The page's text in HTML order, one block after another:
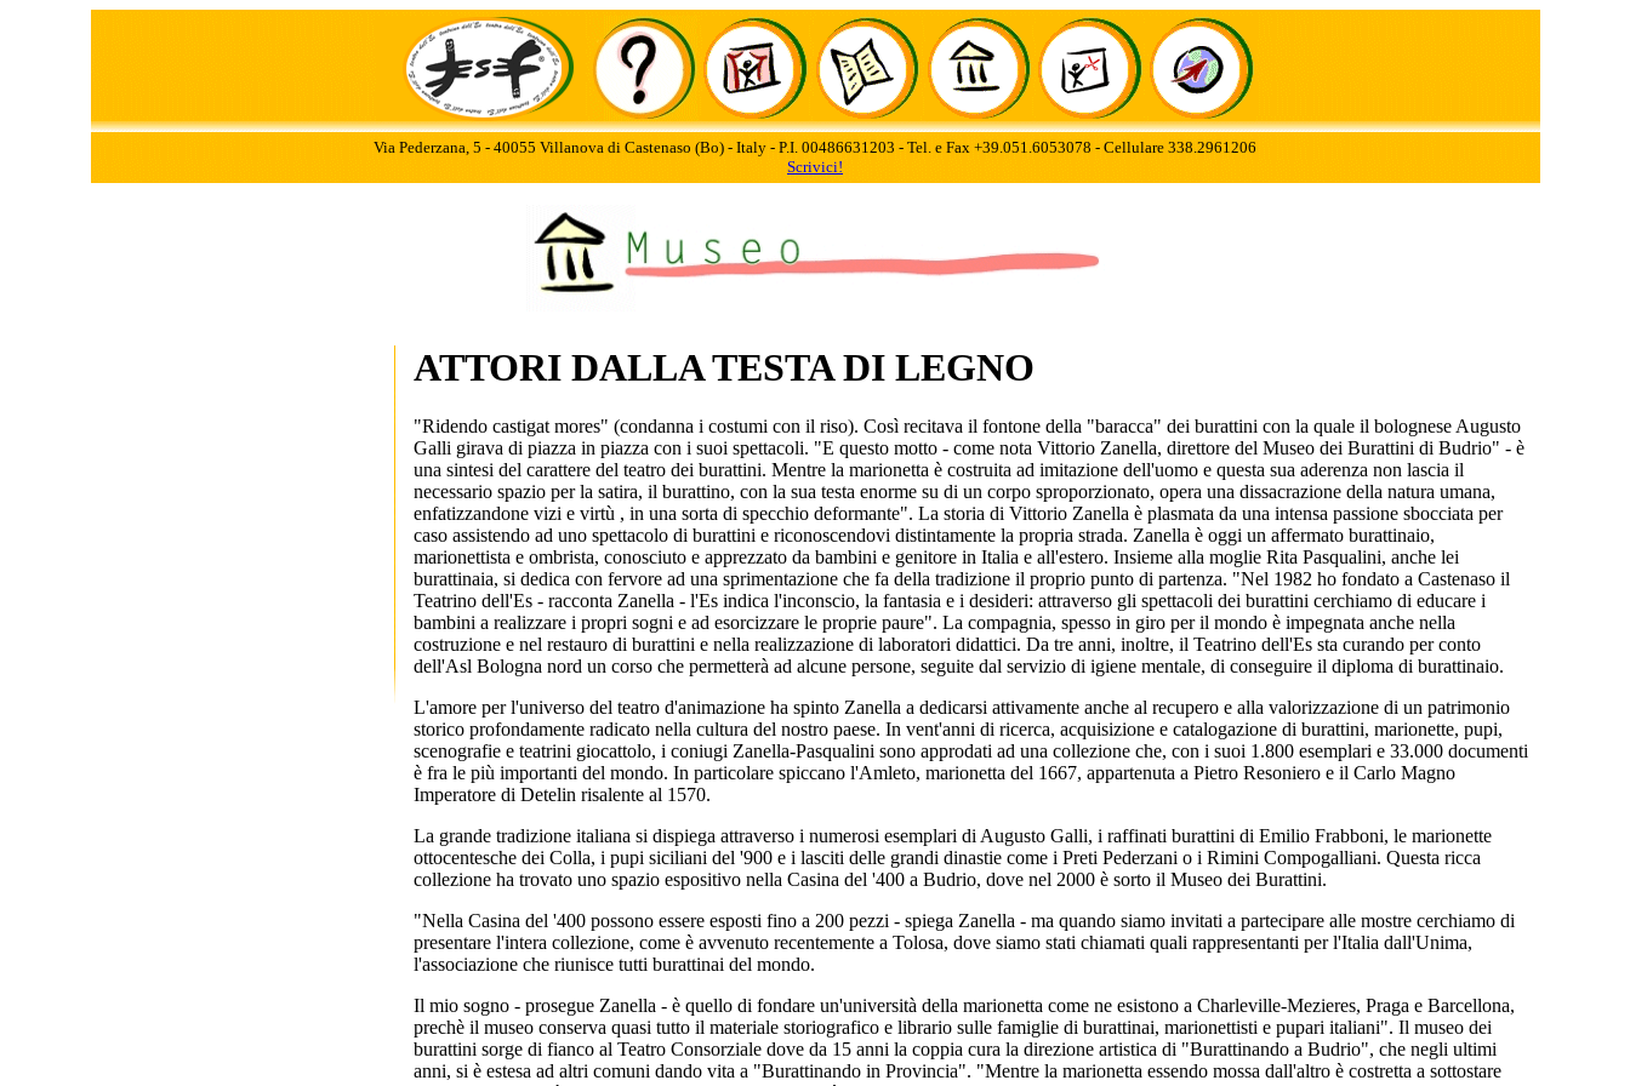
Via Pederzana, 5 - 40055 Villanova di Castenaso (Bo) - Italy - P.I. 00486631203 - Tel. e Fax +39.051.6053078 - Cellulare 338.2961206
Scrivici!
ATTORI DALLA TESTA DI LEGNO
"Ridendo castigat mores" (condanna i costumi con il riso). Così recitava il fontone della "baracca" dei burattini con la quale il bolognese Augusto
Galli girava di piazza in piazza con i suoi spettacoli. "E questo motto - come nota Vittorio Zanella, direttore del Museo dei Burattini di Budrio" - è
una sintesi del carattere del teatro dei burattini. Mentre la marionetta è costruita ad imitazione dell'uomo e questa sua aderenza non lascia il
necessario spazio per la satira, il burattino, con la sua testa enorme su di un corpo sproporzionato, opera una dissacrazione della natura umana,
enfatizzandone vizi e virtù , in una sorta di specchio deformante". La storia di Vittorio Zanella è plasmata da una intensa passione sbocciata per
caso assistendo ad uno spettacolo di burattini e riconoscendovi distintamente la propria strada. Zanella è oggi un affermato burattinaio,
marionettista e ombrista, conosciuto e apprezzato da bambini e genitore in Italia e all'estero. Insieme alla moglie Rita Pasqualini, anche lei
burattinaia, si dedica con fervore ad una sprimentazione che fa della tradizione il proprio punto di partenza. "Nel 1982 ho fondato a Castenaso il
Teatrino dell'Es - racconta Zanella - l'Es indica l'inconscio, la fantasia e i desideri: attraverso gli spettacoli dei burattini cerchiamo di educare i
bambini a realizzare i propri sogni e ad esorcizzare le proprie paure". La compagnia, spesso in giro per il mondo è impegnata anche nella
costruzione e nel restauro di burattini e nella realizzazione di laboratori didattici. Da tre anni, inoltre, il Teatrino dell'Es sta curando per conto
dell'Asl Bologna nord un corso che permetterà ad alcune persone, seguite dal servizio di igiene mentale, di conseguire il diploma di burattinaio.
L'amore per l'universo del teatro d'animazione ha spinto Zanella a dedicarsi attivamente anche al recupero e alla valorizzazione di un patrimonio
storico profondamente radicato nella cultura del nostro paese. In vent'anni di ricerca, acquisizione e catalogazione di burattini, marionette, pupi,
scenografie e teatrini giocattolo, i coniugi Zanella-Pasqualini sono approdati ad una collezione che, con i suoi 1.800 esemplari e 33.000 documenti
è fra le più importanti del mondo. In particolare spiccano l'Amleto, marionetta del 1667, appartenuta a Pietro Resoniero e il Carlo Magno
Imperatore di Detelin risalente al 1570.
La grande tradizione italiana si dispiega attraverso i numerosi esemplari di Augusto Galli, i raffinati burattini di Emilio Frabboni, le marionette
ottocentesche dei Colla, i pupi siciliani del '900 e i lasciti delle grandi dinastie come i Preti Pederzani o i Rimini Compogalliani. Questa ricca
collezione ha trovato uno spazio espositivo nella Casina del '400 a Budrio, dove nel 2000 è sorto il Museo dei Burattini.
"Nella Casina del '400 possono essere esposti fino a 200 pezzi - spiega Zanella - ma quando siamo invitati a partecipare alle mostre cerchiamo di
presentare l'intera collezione, come è avvenuto recentemente a Tolosa, dove siamo stati chiamati quali rappresentanti per l'Italia dall'Unima,
l'associazione che riunisce tutti burattinai del mondo.
Il mio sogno - prosegue Zanella - è quello di fondare un'università della marionetta come ne esistono a Charleville-Mezieres, Praga e Barcellona,
prechè il museo conserva quasi tutto il materiale storiografico e librario sulle famiglie di burattinai, marionettisti e pupari italiani". Il museo dei
burattini sorge di fianco al Teatro Consorziale dove da 15 anni la coppia cura la direzione artistica di "Burattinando a Budrio", che negli ultimi
anni, si è estesa ad altri comuni dando vita a "Burattinando in Provincia". "Mentre la marionetta essendo mossa dall'altro è costretta a sottostare